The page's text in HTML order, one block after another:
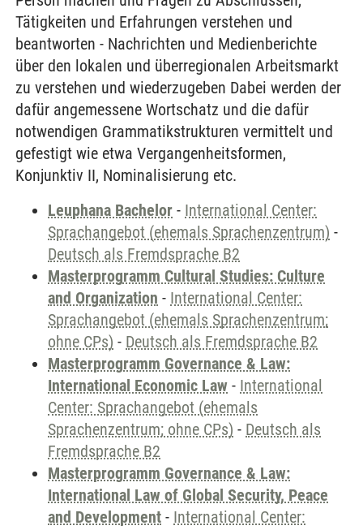
Tätigkeiten und Erfahrungen verstehen und
beantworten - Nachrichten und Medienberichte
über den lokalen und überregionalen Arbeitsmarkt
zu verstehen und wiederzugeben Dabei werden der
dafür angemessene Wortschatz und die dafür
notwendigen Grammatikstrukturen vermittelt und
gefestigt wie etwa Vergangenheitsformen,
Konjunktiv II, Nominalisierung etc.
Leuphana Bachelor - International Center:
Sprachangebot (ehemals Sprachenzentrum) -
Deutsch als Fremdsprache B2
Masterprogramm Cultural Studies: Culture
and Organization - International Center:
Sprachangebot (ehemals Sprachenzentrum;
ohne CPs) - Deutsch als Fremdsprache B2
Masterprogramm Governance & Law:
International Economic Law - International
Center: Sprachangebot (ehemals
Sprachenzentrum; ohne CPs) - Deutsch als
Fremdsprache B2
Masterprogramm Governance & Law:
International Law of Global Security, Peace
and Development - International Center: